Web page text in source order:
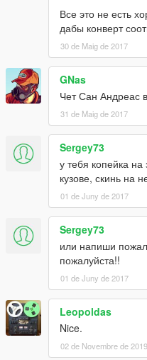
Все это не есть
дабы конверт
30 de Maig de 2017
GNas
Чет Сан Андреас
31 de Maig de 2017
Sergey73
у тебя копейка
кузове, скинь на
01 de Juny de 2017
Sergey73
или напиши
пожалуйста!!
01 de Juny de 2017
Leopoldas
Nice.
02 de Novembre de 2019